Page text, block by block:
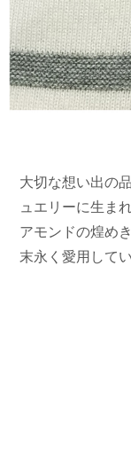
大切な想い出の
ュエリーに生ま
アモンドの煌め
末永く愛用して